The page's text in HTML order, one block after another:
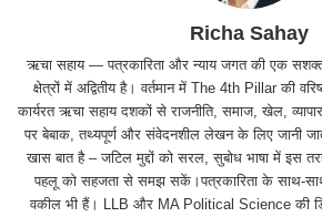
Richa Sahay
ऋचा सहाय — पत्रकारिता और न्याय जगत की एक
क्षेत्रों में अद्वितीय है। वर्तमान में The 4th Pillar की
कार्यरत ऋचा सहाय दशकों से राजनीति, समाज, खेल,
पर बेबाक, तथ्यपूर्ण और संवेदनशील लेखन के लिए जानी
खास बात है – जटिल मुद्दों को सरल, सुबोध भाषा में इस
पहलू को सहजता से समझ सकें।पत्रकारिता के साथ-
वकील भी हैं। LLB और MA Political Science की